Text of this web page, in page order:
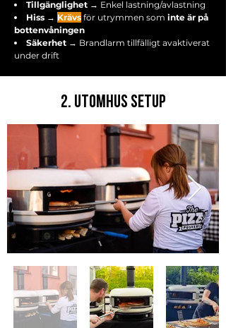
Tillgänglighet → Enkel lastning/avlastning
Hiss → Krävs för utrymmen som inte är på
bottenvåningen
Säkerhet → Brandlarm tillfälligt avaktiverat
under drift
2. UTOMHUS SETUP